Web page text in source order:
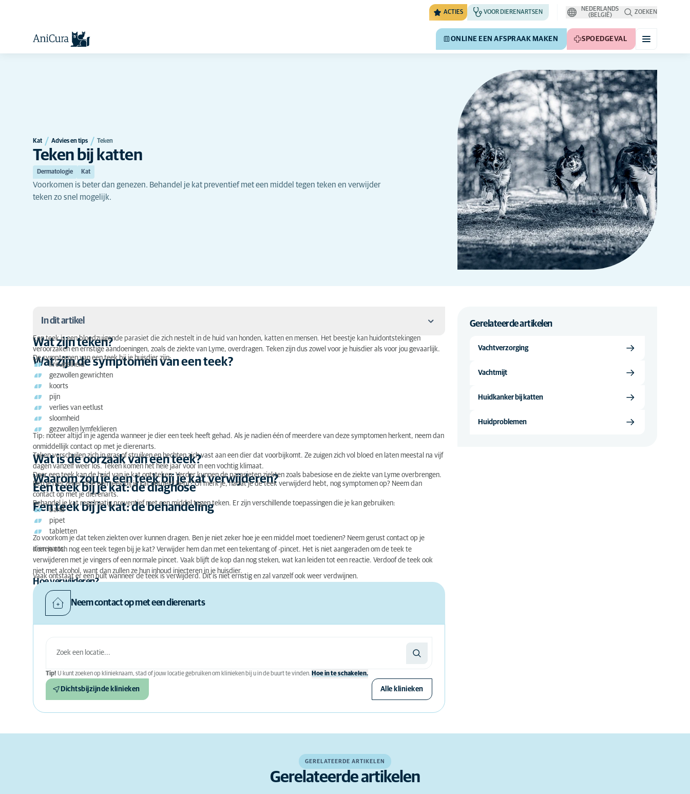
ACTIES VOOR DIERENARTSEN
NEDERLANDS
(BELGIË)
ZOEKEN
ONLINE EEN AFSPRAAK MAKEN SPOEDGEVAL
Kat Advies en tips Teken
Teken bij katten
Dermatologie Kat
Voorkomen is beter dan genezen. Behandel je kat preventief met een middel tegen teken en verwijder
teken zo snel mogelijk.
In dit artikel
Wat zijn teken?
Wat zijn de symptomen van een teek?
Wat is de oorzaak van een teek?
Waarom zou je een teek bij je kat verwijderen?
Een teek bij je kat: de diagnose
Een teek bij je kat: de behandeling
Wat zijn teken?
Een teek is een bloedzuigende parasiet die zich nestelt in de huid van honden, katten en mensen. Het beestje kan huidontstekingen
veroorzaken en ernstige aandoeningen, zoals de ziekte van Lyme, overdragen. Teken zijn dus zowel voor je huisdier als voor jou gevaarlijk.
Wat zijn de symptomen van een teek?
De symptomen van een teek bij je huisdier zijn:
kreupelheid
gezwollen gewrichten
koorts
pijn
verlies van eetlust
sloomheid
gezwollen lymfeklieren
Tip: noteer altijd in je agenda wanneer je dier een teek heeft gehad. Als je nadien één of meerdere van deze symptomen herkent, neem dan
onmiddellijk contact op met je dierenarts.
Wat is de oorzaak van een teek?
Teken verschuilen zich in gras of struiken en hechten zich vast aan een dier dat voorbijkomt. Ze zuigen zich vol bloed en laten meestal na vijf
dagen vanzelf weer los. Teken komen het hele jaar voor in een vochtig klimaat.
Waarom zou je een teek bij je kat verwijderen?
Door een teek kan de huid van je kat ontsteken. Verder kunnen de parasieten ziekten zoals babesiose en de ziekte van Lyme overbrengen.
Een teek bij je kat: de diagnose
Ben je niet zeker of je een teek bij je kat ontdekt hebt? Of merk je, nadat je de teek verwijderd hebt, nog symptomen op? Neem dan
contact op met je dierenarts.
Een teek bij je kat: de behandeling
Behandel je kat regelmatig preventief met een middel tegen teken. Er zijn verschillende toepassingen die je kan gebruiken:
band
pipet
tabletten
Zo voorkom je dat teken ziekten over kunnen dragen. Ben je niet zeker hoe je een middel moet toedienen? Neem gerust contact op je
dierenarts.
Kom je toch nog een teek tegen bij je kat? Verwijder hem dan met een tekentang of -pincet. Het is niet aangeraden om de teek te
verwijderen met je vingers of een normale pincet. Vaak blijft de kop dan nog steken, wat kan leiden tot een reactie. Verdoof de teek ook
niet met alcohol, want dan zullen ze hun inhoud injecteren in je huisdier.
Hoe verwijderen?
Vaak ontstaat er een bult wanneer de teek is verwijderd. Dit is niet ernstig en zal vanzelf ook weer verdwijnen.
Neem contact op met een dierenarts
Tip! U kunt zoeken op klinieknaam, stad of jouw locatie gebruiken om klinieken bij u in de buurt te vinden. Hoe in te schakelen.
Dichtsbijzijnde klinieken Alle klinieken
Gerelateerde artikelen
Vachtverzorging
Vachtmijt
Huidkanker bij katten
Huidproblemen
GERELATEERDE ARTIKELEN
Gerelateerde artikelen